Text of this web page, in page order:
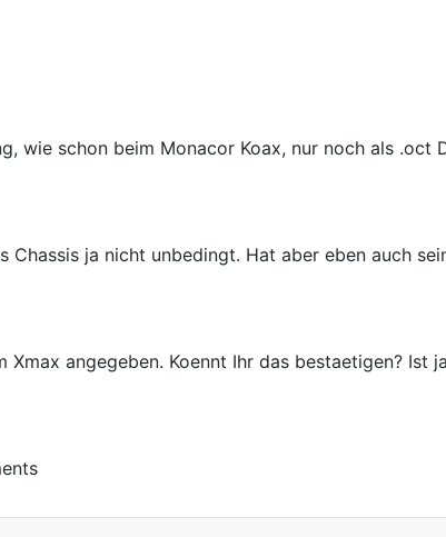
wie schon beim Monacor Koax, nur noch als
Chassis ja nicht unbedingt. Hat aber eben auch
angegeben. Koennt Ihr das bestaetigen? Ist